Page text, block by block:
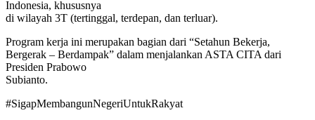
Indonesia, khususnya
di wilayah 3T (tertinggal, terdepan, dan terluar).
Program kerja ini merupakan bagian dari “Setahun Bekerja,
Bergerak – Berdampak” dalam menjalankan ASTA CITA dari
Presiden Prabowo
Subianto.
#SigapMembangunNegeriUntukRakyat